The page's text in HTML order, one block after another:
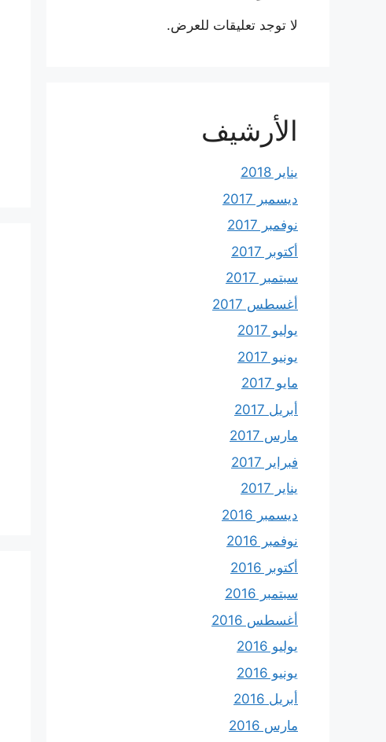
لا توجد تعليقات للعرض.
الأرشيف
يناير 2018
ديسمبر 2017
نوفمبر 2017
أكتوبر 2017
سبتمبر 2017
أغسطس 2017
يوليو 2017
يونيو 2017
مايو 2017
أبريل 2017
مارس 2017
فبراير 2017
يناير 2017
ديسمبر 2016
نوفمبر 2016
أكتوبر 2016
سبتمبر 2016
أغسطس 2016
يوليو 2016
يونيو 2016
أبريل 2016
مارس 2016